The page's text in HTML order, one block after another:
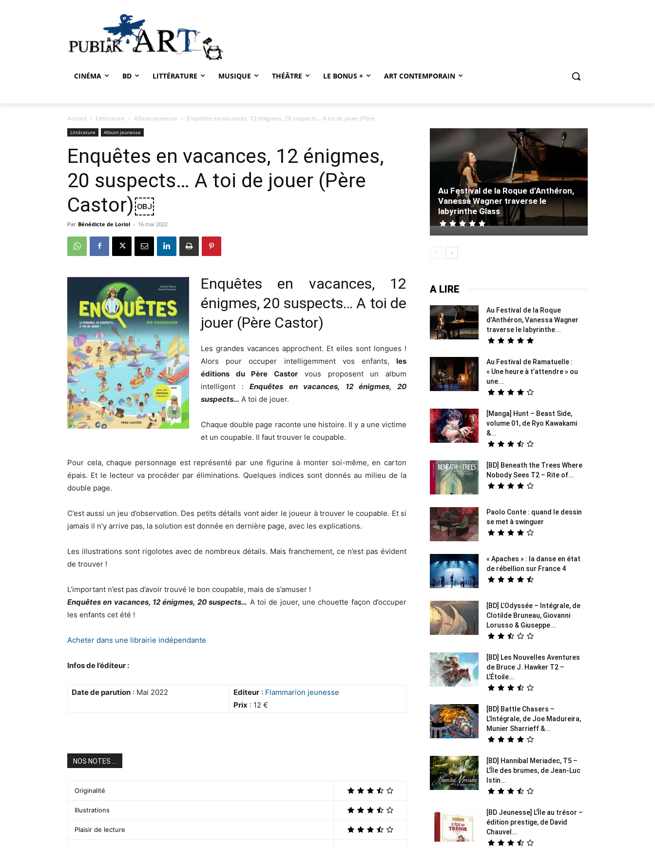
CINÉMA BD LITTÉRATURE MUSIQUE THÉÂTRE LE BONUS + ART CONTEMPORAIN
Accueil Littérature Album jeunesse Enquêtes en vacances, 12 énigmes, 20 suspects… A toi de jouer (Père...
Littérature Album jeunesse
Enquêtes en vacances, 12 énigmes,
20 suspects… A toi de jouer (Père
Castor)￼
Par Bénédicte de Loriol - 16 mai 2022
Enquêtes en vacances, 12
énigmes, 20 suspects… A toi de
jouer (Père Castor)
Les grandes vacances approchent. Et elles sont longues !
Alors pour occuper intelligemment vos enfants, les
éditions du Père Castor vous proposent un album
intelligent :Enquêtes en vacances, 12 énigmes, 20
suspects… A toi de jouer.
Chaque double page raconte une histoire. Il y a une victime
et un coupable. Il faut trouver le coupable.
Pour cela, chaque personnage est représenté par une figurine à monter soi-même, en carton
épais. Et le lecteur va procéder par éliminations. Quelques indices sont donnés au milieu de la
double page.
C’est aussi un jeu d’observation. Des petits détails vont aider le joueur à trouver le coupable. Et si
jamais il n’y arrive pas, la solution est donnée en dernière page, avec les explications.
Les illustrations sont rigolotes avec de nombreux détails. Mais franchement, ce n’est pas évident
de trouver !
L’important n’est pas d’avoir trouvé le bon coupable, mais de s’amuser !
Enquêtes en vacances, 12 énigmes, 20 suspects… A toi de jouer, une chouette façon d’occuper
les enfants cet été !
Acheter dans une librairie indépendante
Infos de l’éditeur :
Date de parution : Mai 2022 Editeur : Flammarion jeunesse
Prix : 12 €
NOS NOTES ...
Originalité
Illustrations
Plaisir de lecture
Au Festival de la Roque d’Anthéron,
Vanessa Wagner traverse le
labyrinthe Glass
A LIRE
Au Festival de la Roque
d’Anthéron, Vanessa Wagner
traverse le labyrinthe...
Au Festival de Ramatuelle :
« Une heure à t’attendre » ou
une...
[Manga] Hunt – Beast Side,
volume 01, de Ryo Kawakami
&...
[BD] Beneath the Trees Where
Nobody Sees T2 – Rite of...
Paolo Conte : quand le dessin
se met à swinguer
« Apaches » : la danse en état
de rébellion sur France 4
[BD] L’Odyssée – Intégrale, de
Clotilde Bruneau, Giovanni
Lorusso & Giuseppe...
[BD] Les Nouvelles Aventures
de Bruce J. Hawker T2 –
L’Étoile...
[BD] Battle Chasers –
L’Intégrale, de Joe Madureira,
Munier Sharrieff &...
[BD] Hannibal Meriadec, T5 –
L’Île des brumes, de Jean-Luc
Istin...
[BD Jeunesse] L’Île au trésor –
édition prestige, de David
Chauvel...